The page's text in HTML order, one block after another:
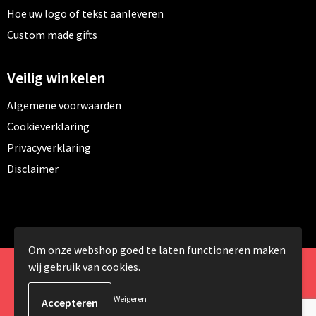
Hoe uw logo of tekst aanleveren
Custom made gifts
Veilig winkelen
Algemene voorwaarden
Cookieverklaring
Privacyverklaring
Disclaimer
© Copyright 2024 Promomundo.be alle rechten
Om onze webshop goed te laten functioneren maken
wij gebruik van cookies.
Weigeren